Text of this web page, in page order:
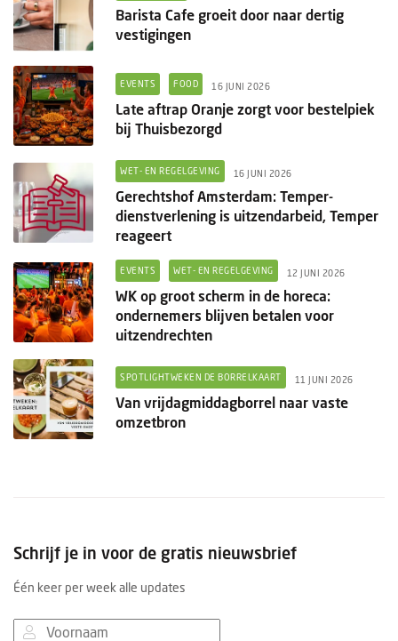
Barista Cafe groeit door naar dertig
vestigingen
EVENTS FOOD 16 JUNI 2026
Late aftrap Oranje zorgt voor bestelpiek
bij Thuisbezorgd
WET- EN REGELGEVING 16 JUNI 2026
Gerechtshof Amsterdam: Temper-
dienstverlening is uitzendarbeid, Temper
reageert
EVENTS WET- EN REGELGEVING 12 JUNI 2026
WK op groot scherm in de horeca:
ondernemers blijven betalen voor
uitzendrechten
SPOTLIGHTWEKEN DE BORRELKAART 11 JUNI 2026
Van vrijdagmiddagborrel naar vaste
omzetbron
Schrijf je in voor de gratis nieuwsbrief
Één keer per week alle updates